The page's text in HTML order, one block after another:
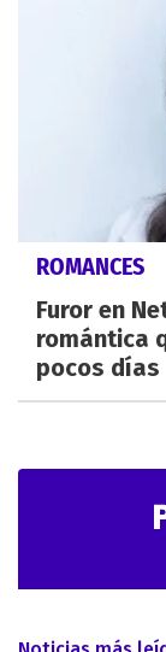
ROMANCES
Furor en
romántica
pocos días